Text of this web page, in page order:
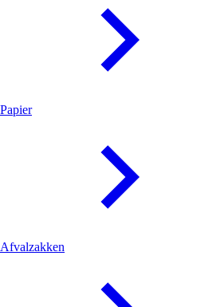
Papier
Afvalzakken